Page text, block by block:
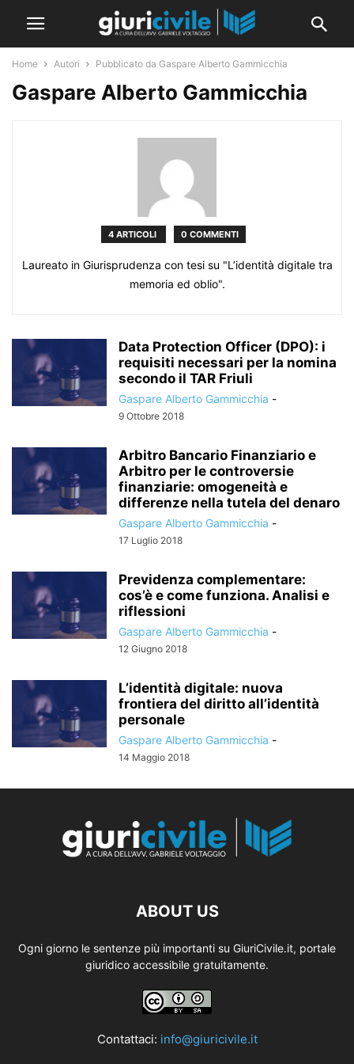
Home Autori Pubblicato da Gaspare Alberto Gammicchia
Gaspare Alberto Gammicchia
4 ARTICOLI 0 COMMENTI
Laureato in Giurisprudenza con tesi su "L’identità digitale tra
memoria ed oblio".
Data Protection Officer (DPO): i
requisiti necessari per la nomina
secondo il TAR Friuli
Gaspare Alberto Gammicchia -
9 Ottobre 2018
Arbitro Bancario Finanziario e
Arbitro per le controversie
finanziarie: omogeneità e
differenze nella tutela del denaro
Gaspare Alberto Gammicchia -
17 Luglio 2018
Previdenza complementare:
cos’è e come funziona. Analisi e
riflessioni
Gaspare Alberto Gammicchia -
12 Giugno 2018
L’identità digitale: nuova
frontiera del diritto all’identità
personale
Gaspare Alberto Gammicchia -
14 Maggio 2018
ABOUT US
Ogni giorno le sentenze più importanti su GiuriCivile.it, portale
giuridico accessibile gratuitamente.
Contattaci: info@giuricivile.it